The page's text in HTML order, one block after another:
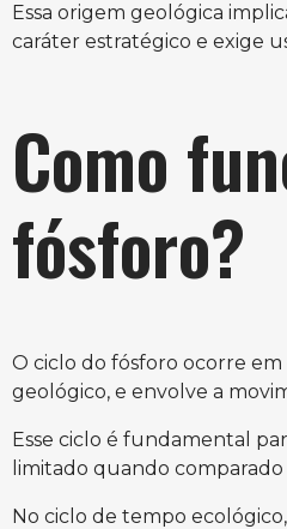
Essa origem geológica
caráter estratégico e exige
Como
fósforo?
O ciclo do fósforo ocorre
geológico, e envolve a
Esse ciclo é fundamental
limitado quando
No ciclo de tempo